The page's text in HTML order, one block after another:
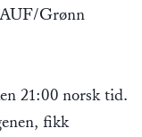
AUF/Grønn
21:00 norsk tid.
fikk